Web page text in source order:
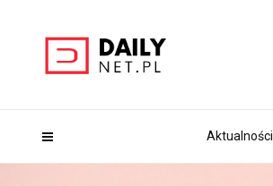
Aktualności